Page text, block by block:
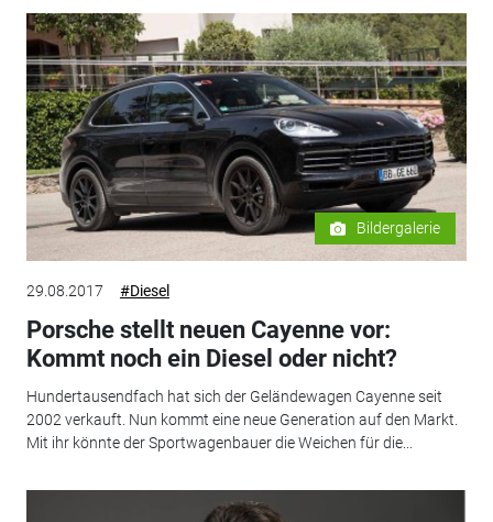
Bildergalerie
29.08.2017 #Diesel
Porsche stellt neuen Cayenne vor:
Kommt noch ein Diesel oder nicht?
Hundertausendfach hat sich der Geländewagen Cayenne seit
2002 verkauft. Nun kommt eine neue Generation auf den Markt.
Mit ihr könnte der Sportwagenbauer die Weichen für die...